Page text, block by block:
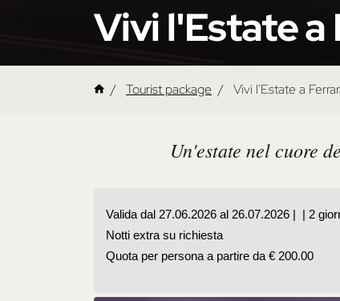
Vivi l'Estate a
Tourist package Vivi l'Estate a
Un'estate nel cuore
Valida dal 27.06.2026 al 26.07.2026 |  | 2
Notti extra su richiesta
Quota per persona a partire da € 200.00